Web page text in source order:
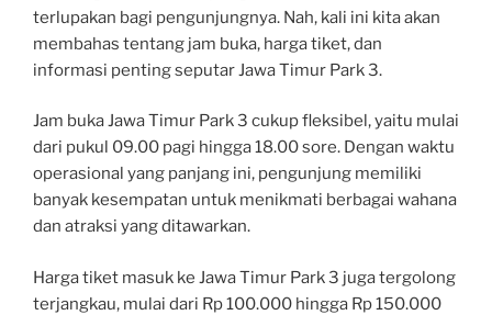
terlupakan bagi pengunjungnya. Nah, kali ini kita akan
membahas tentang jam buka, harga tiket, dan
informasi penting seputar Jawa Timur Park 3.
Jam buka Jawa Timur Park 3 cukup fleksibel, yaitu mulai
dari pukul 09.00 pagi hingga 18.00 sore. Dengan waktu
operasional yang panjang ini, pengunjung memiliki
banyak kesempatan untuk menikmati berbagai wahana
dan atraksi yang ditawarkan.
Harga tiket masuk ke Jawa Timur Park 3 juga tergolong
terjangkau, mulai dari Rp 100.000 hingga Rp 150.000